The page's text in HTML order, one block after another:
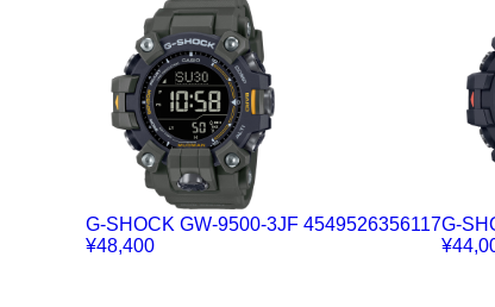
G-SHOCK GW-9500-3JF 4549526356117
¥48,400
G-